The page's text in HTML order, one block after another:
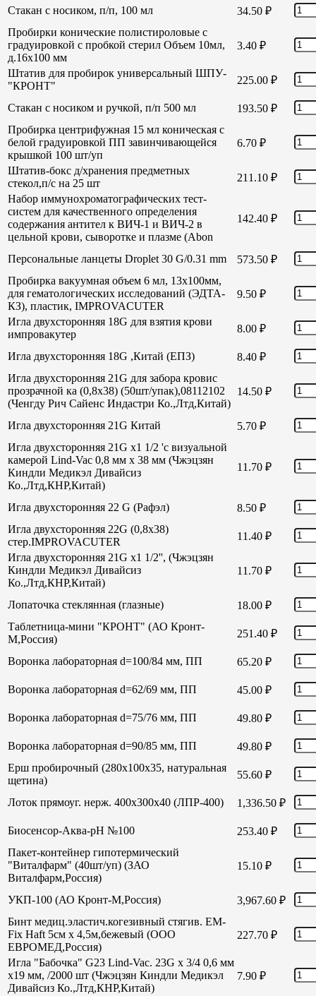
Стакан с носиком, п/п, 100 мл 34.50 ₽
Пробирки конические полистироловые с
градуировкой с пробкой стерил Объем 10мл,
д.16х100 мм
3.40 ₽
Штатив для пробирок универсальный ШПУ-
"КРОНТ"
225.00 ₽
Стакан с носиком и ручкой, п/п 500 мл 193.50 ₽
Пробирка центрифужная 15 мл коническая с
белой градуировкой ПП завинчивающейся
крышкой 100 шт/уп
6.70 ₽
Штатив-бокс д/хранения предметных
стекол,п/с на 25 шт
211.10 ₽
Набор иммунохроматографических тест-
систем для качественного определения
содержания антител к ВИЧ-1 и ВИЧ-2 в
цельной крови, сыворотке и плазме (Abon
142.40 ₽
Персональные ланцеты Droplet 30 G/0.31 mm 573.50 ₽
Пробирка вакуумная объем 6 мл, 13х100мм,
для гематологических исследований (ЭДТА-
КЗ), пластик, IMPROVACUTER
9.50 ₽
Игла двухсторонняя 18G для взятия крови
импровакутер
8.00 ₽
Игла двухсторонняя 18G ,Китай (ЕПЗ) 8.40 ₽
Игла двухсторонняя 21G для забора кровис
прозрачной ка (0,8х38) (50шт/упак),08112102
(Ченгду Рич Сайенс Индастри Ко.,Лтд,Китай)
14.50 ₽
Игла двухсторонняя 21G Китай 5.70 ₽
Игла двухсторонняя 21G х1 1/2 'с визуальной
камерой Lind-Vac 0,8 мм х 38 мм (Чжэцзян
Киндли Медикэл Дивайсиз
Ко.,Лтд,КНР,Китай)
11.70 ₽
Игла двухсторонняя 22 G (Рафэл) 8.50 ₽
Игла двухсторонняя 22G (0,8х38)
стер.IMPROVACUTER
11.40 ₽
Игла двухсторонняя 21G х1 1/2'', (Чжэцзян
Киндли Медикэл Дивайсиз
Ко.,Лтд,КНР,Китай)
11.70 ₽
Лопаточка стеклянная (глазные) 18.00 ₽
Таблетница-мини "КРОНТ" (АО Кронт-
М,Россия)
251.40 ₽
Воронка лабораторная d=100/84 мм, ПП 65.20 ₽
Воронка лабораторная d=62/69 мм, ПП 45.00 ₽
Воронка лабораторная d=75/76 мм, ПП 49.80 ₽
Воронка лабораторная d=90/85 мм, ПП 49.80 ₽
Ерш пробирочный (280х100х35, натуральная
щетина)
55.60 ₽
Лоток прямоуг. нерж. 400х300х40 (ЛПР-400) 1,336.50 ₽
Биосенсор-Аква-рН №100 253.40 ₽
Пакет-контейнер гипотермический
"Виталфарм" (40шт/уп) (ЗАО
Виталфарм,Россия)
15.10 ₽
УКП-100 (АО Кронт-М,Россия) 3,967.60 ₽
Бинт медиц.эластич.когезивный стягив. EM-
Fix Haft 5см х 4,5м,бежевый (ООО
ЕВРОМЕД,Россия)
227.70 ₽
Игла "Бабочка" G23 Lind-Vac. 23G х 3/4 0,6 мм
х19 мм, /2000 шт (Чжэцзян Киндли Медикэл
Дивайсиз Ко.,Лтд,КНР,Китай)
7.90 ₽